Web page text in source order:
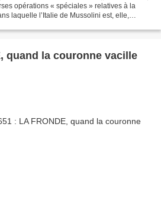
opérations « spéciales » relatives à la
laquelle l’Italie de Mussolini est, elle,
quand la couronne vacille